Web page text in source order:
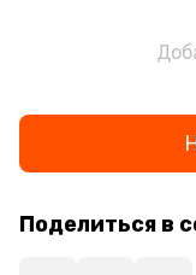
Поделиться в